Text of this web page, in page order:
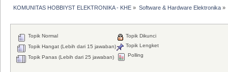
KOMUNITAS HOBBIYST ELEKTRONIKA - KHE » Software & Hardware Elektronika»
Topik Normal
Topik Hangat (Lebih dari 15 jawaban)
Topik Panas (Lebih dari 25 jawaban)
Topik Dikunci
Topik Lengket
Polling